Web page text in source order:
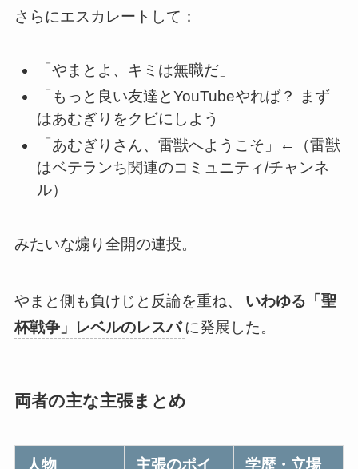
さらにエスカレートして：
「やまとよ、キミは無職だ」
「もっと良い友達とYouTubeやれば？ まず
はあむぎりをクビにしよう」
「あむぎりさん、雷獣へようこそ」←（雷獣
はベテランち関連のコミュニティ/チャンネ
ル）
みたいな煽り全開の連投。
やまと側も負けじと反論を重ね、
いわゆる「聖
杯戦争」レベルのレスバ に発展した。
両者の主な主張まとめ
人物 主張のポイ 学歴・立場